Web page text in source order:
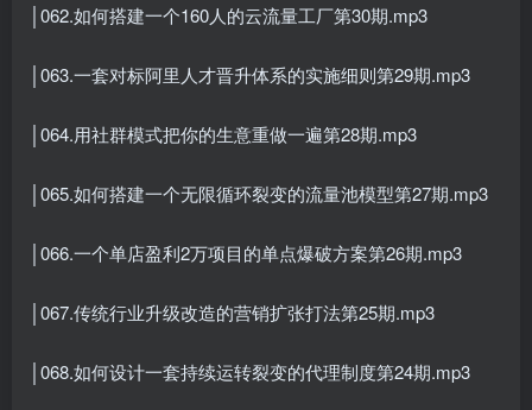
│062.如何搭建一个160人的云流量工厂第30期.mp3
│063.一套对标阿里人才晋升体系的实施细则第29期.mp3
│064.用社群模式把你的生意重做一遍第28期.mp3
│065.如何搭建一个无限循环裂变的流量池模型第27期.mp3
│066.一个单店盈利2万项目的单点爆破方案第26期.mp3
│067.传统行业升级改造的营销扩张打法第25期.mp3
│068.如何设计一套持续运转裂变的代理制度第24期.mp3